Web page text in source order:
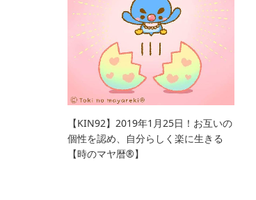
【KIN92】2019年1月25日！お互いの
個性を認め、自分らしく楽に生きる
【時のマヤ暦®︎】